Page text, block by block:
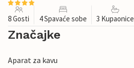
8 Gosti 4 Spavaće sobe 3 Kupaonice
Značajke
Aparat za kavu